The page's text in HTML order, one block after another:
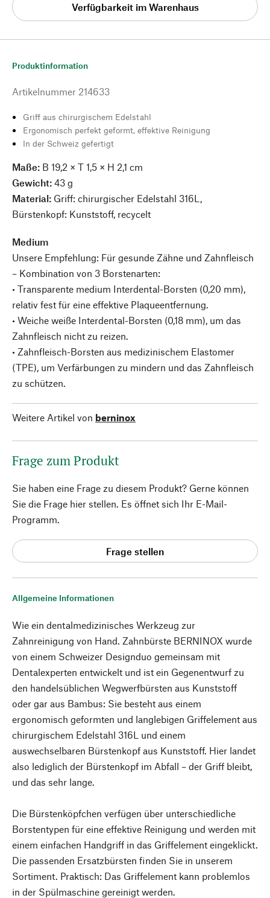
Verfügbarkeit im Warenhaus
Allgemeine Informationen
Wie ein dentalmedizinisches Werkzeug zur
Zahnreinigung von Hand. Zahnbürste BERNINOX wurde
von einem Schweizer Designduo gemeinsam mit
Dentalexperten entwickelt und ist ein Gegenentwurf zu
den handelsüblichen Wegwerfbürsten aus Kunststoff
oder gar aus Bambus: Sie besteht aus einem
ergonomisch geformten und langlebigen Griffelement aus
chirurgischem Edelstahl 316L und einem
auswechselbaren Bürstenkopf aus Kunststoff. Hier landet
also lediglich der Bürstenkopf im Abfall – der Griff bleibt,
und das sehr lange.
Die Bürstenköpfchen verfügen über unterschiedliche
Borstentypen für eine effektive Reinigung und werden mit
einem einfachen Handgriff in das Griffelement eingeklickt.
Die passenden Ersatzbürsten finden Sie in unserem
Sortiment. Praktisch: Das Griffelement kann problemlos
in der Spülmaschine gereinigt werden.
Produktinformation
Artikelnummer 214633
Griff aus chirurgischem Edelstahl
Ergonomisch perfekt geformt, effektive Reinigung
In der Schweiz gefertigt
Maße: B 19,2 × T 1,5 × H 2,1 cm
Gewicht: 43 g
Material: Griff: chirurgischer Edelstahl 316L,
Bürstenkopf: Kunststoff, recycelt
Medium
Unsere Empfehlung: Für gesunde Zähne und Zahnfleisch
– Kombination von 3 Borstenarten:
• Transparente medium Interdental-Borsten (0,20 mm),
relativ fest für eine effektive Plaqueentfernung.
• Weiche weiße Interdental-Borsten (0,18 mm), um das
Zahnfleisch nicht zu reizen.
• Zahnfleisch-Borsten aus medizinischem Elastomer
(TPE), um Verfärbungen zu mindern und das Zahnfleisch
zu schützen.
Weitere Artikel von berninox
Frage zum Produkt
Sie haben eine Frage zu diesem Produkt? Gerne können
Sie die Frage hier stellen. Es öffnet sich Ihr E-Mail-
Programm.
Frage stellen